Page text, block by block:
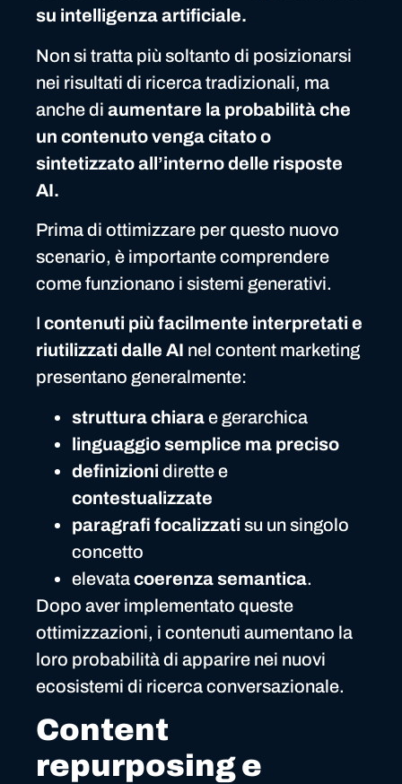
su intelligenza artificiale.
Non si tratta più soltanto di posizionarsi
nei risultati di ricerca tradizionali, ma
anche di aumentare la probabilità che
un contenuto venga citato o
sintetizzato all’interno delle risposte
AI.
Prima di ottimizzare per questo nuovo
scenario, è importante comprendere
come funzionano i sistemi generativi.
I contenuti più facilmente interpretati e
riutilizzati dalle AI nel content marketing
presentano generalmente:
struttura chiarae gerarchica
linguaggio semplice ma preciso
definizioni dirette e
contestualizzate
paragrafi focalizzati su un singolo
concetto
elevatacoerenza semantica.
Dopo aver implementato queste
ottimizzazioni, i contenuti aumentano la
loro probabilità di apparire nei nuovi
ecosistemi di ricerca conversazionale.
Content
repurposing e